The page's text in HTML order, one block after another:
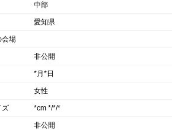
中部
愛知県
会場
非公開
*月*日
女性
ズ *cm */*/*
非公開